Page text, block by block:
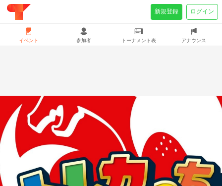
イベント 参加者 トーナメント表 アナウンス
新規登録 ログイン